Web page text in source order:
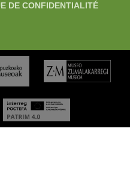
DE CONFIDENTIALITÉ